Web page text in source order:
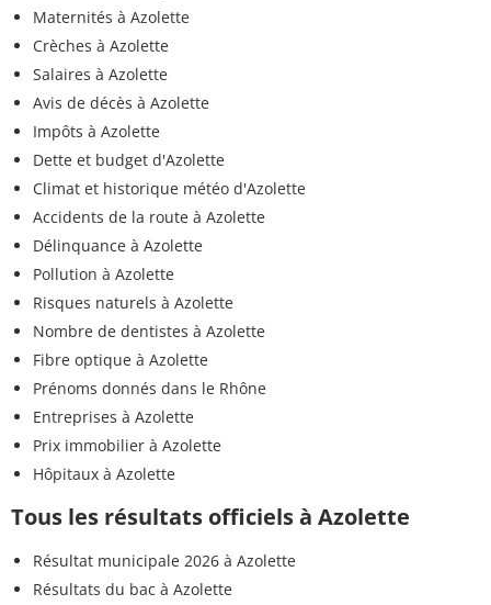
Maternités à Azolette
Crèches à Azolette
Salaires à Azolette
Avis de décès à Azolette
Impôts à Azolette
Dette et budget d'Azolette
Climat et historique météo d'Azolette
Accidents de la route à Azolette
Délinquance à Azolette
Pollution à Azolette
Risques naturels à Azolette
Nombre de dentistes à Azolette
Fibre optique à Azolette
Prénoms donnés dans le Rhône
Entreprises à Azolette
Prix immobilier à Azolette
Hôpitaux à Azolette
Tous les résultats officiels à Azolette
Résultat municipale 2026 à Azolette
Résultats du bac à Azolette